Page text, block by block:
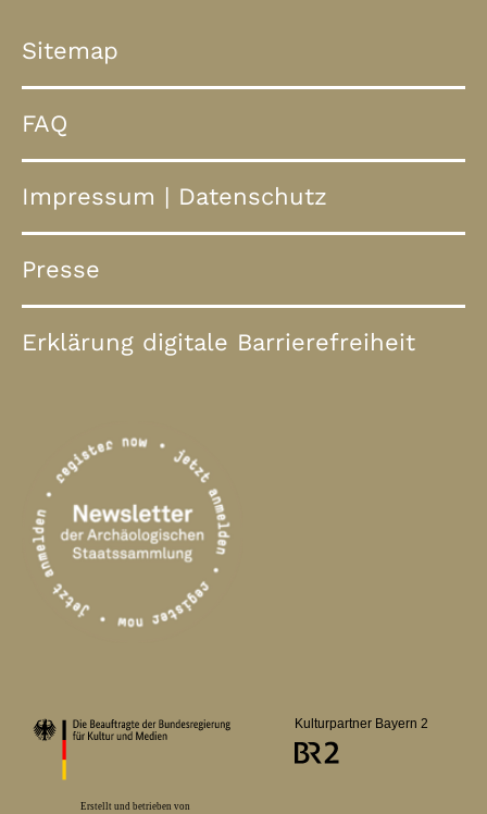
Sitemap
FAQ
Impressum | Datenschutz
Presse
Erklärung digitale Barrierefreiheit